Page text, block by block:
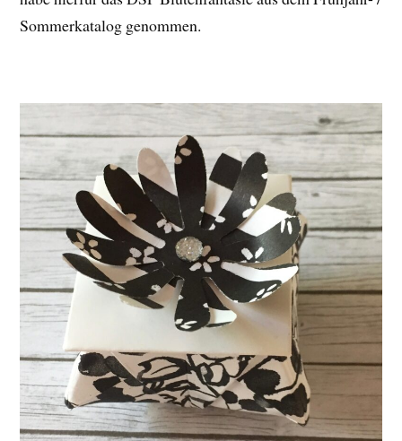
Sommerkatalog genommen.